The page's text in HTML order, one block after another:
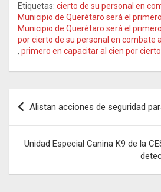
Etiquetas: cierto de su personal en
Municipio de Querétaro será el primero
Municipio de Querétaro será el
por cierto de su personal en combate
, primero en capacitar al cien por cierto
Navegación
de
entradas
Alistan acciones de seguridad
Unidad Especial Canina K9 de la